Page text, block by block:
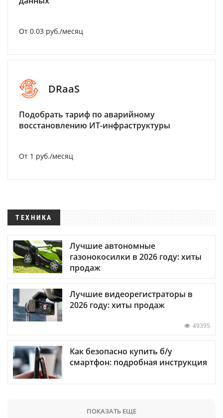
От 0.03 руб./месяц
DRaaS
Подобрать тариф по аварийному
восстановлению ИТ-инфраструктуры
От 1 руб./месяц
ТЕХНИКА
Лучшие автономные
газонокосилки в 2026 году: хиты
продаж
Лучшие видеорегистраторы в
2026 году: хиты продаж
49395
Как безопасно купить б/у
смартфон: подробная инструкция
ПОКАЗАТЬ ЕЩЕ